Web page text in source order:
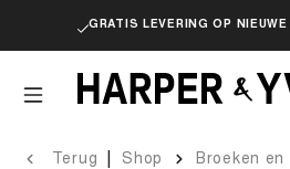
GRATIS LEVERING OP
Terug Shop Broeken en